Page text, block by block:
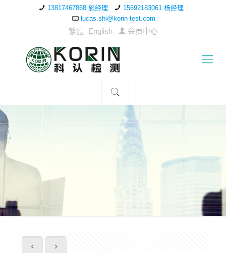
13817467868 施经理
15692183061 杨经理
lucas.shi@korin-test.com
繁體 English 会员中心